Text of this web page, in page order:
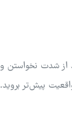
از شدت نخواستن و
پیش‌تر بروید.